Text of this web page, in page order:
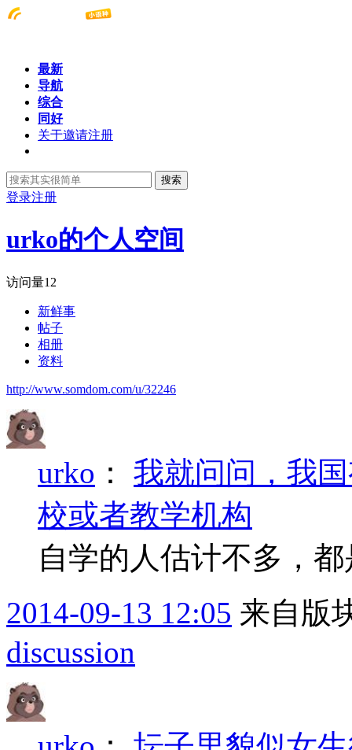
最新
导航
综合
同好
关于邀请注册
搜索
登录注册
urko的个人空间
访问量12
新鲜事
帖子
相册
资料
http://www.somdom.com/u/32246
urko ： 我就问问，我
校或者教学机构
自学的人估计不多，
2014-09-13 12:05 来自版
discussion